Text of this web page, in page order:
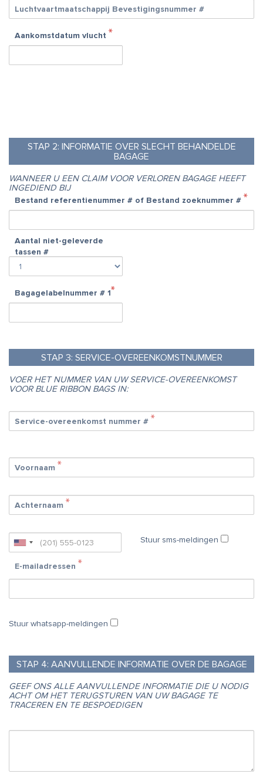
Luchtvaartmaatschappij Bevestigingsnummer #
Aankomstdatum vlucht
STAP 2: INFORMATIE OVER SLECHT BEHANDELDE
BAGAGE
WANNEER U EEN CLAIM VOOR VERLOREN BAGAGE HEEFT
INGEDIEND BIJ
Bestand referentienummer # of Bestand zoeknummer #
Aantal niet-geleverde
tassen #
Bagagelabelnummer # 1
STAP 3: SERVICE-OVEREENKOMSTNUMMER
VOER HET NUMMER VAN UW SERVICE-OVEREENKOMST
VOOR BLUE RIBBON BAGS IN:
Service-overeenkomst nummer #
Voornaam
Achternaam
Stuur sms-meldingen
E-mailadressen
Stuur whatsapp-meldingen
STAP 4: AANVULLENDE INFORMATIE OVER DE BAGAGE
GEEF ONS ALLE AANVULLENDE INFORMATIE DIE U NODIG
ACHT OM HET TERUGSTUREN VAN UW BAGAGE TE
TRACEREN EN TE BESPOEDIGEN